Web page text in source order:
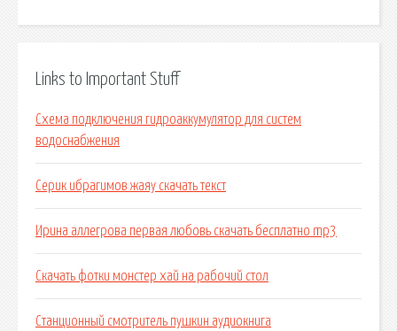
Links to Important Stuff
Схема подключения гидроаккумулятор для систем
водоснабжения
Серик ибрагимов жаяу скачать текст
Ирина аллегрова первая любовь скачать бесплатно mp3
Скачать фотки монстер хай на рабочий стол
Станционный смотритель пушкин аудиокнига